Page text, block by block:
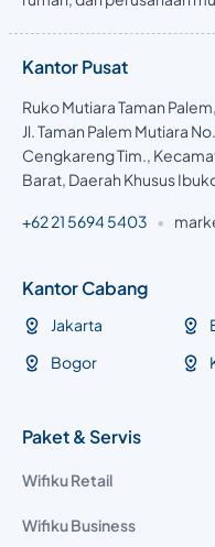
Kantor Pusat
Ruko Mutiara Taman Palem,
Jl. Taman Palem Mutiara
Cengkareng Tim.,
Barat, Daerah Khusus
+62 21 5694 5403 •
Kantor Cabang
Jakarta
Bogor
Paket & Servis
Wifiku Retail
Wifiku Business